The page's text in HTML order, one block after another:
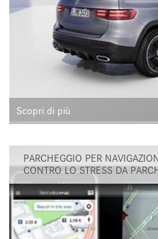
Scopri di più
PARCHEGGIO PER
CONTRO LO STRESS DA